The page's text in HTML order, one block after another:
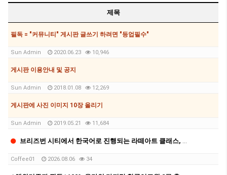
제목
필독 = "커뮤니티" 게시판 글쓰기 하려면 "등업필수"
Sun Admin 2020.06.23 10,946
게시판 이용안내 및 공지
Sun Admin 2018.01.08 12,269
게시판에 사진 이미지 10장 올리기
Sun Admin 2019.05.21 11,684
브리즈번 시티에서 한국어로 진행되는 라떼아트 클래스, 8/29(토)에 열립니다
Coffee01 2026.08.06 34